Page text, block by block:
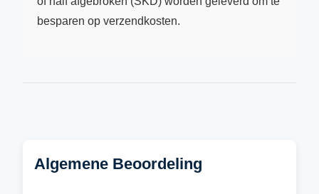
besparen op verzendkosten.
Algemene Beoordeling